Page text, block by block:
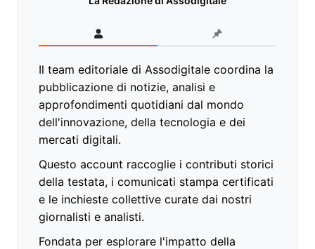
Il team editoriale di Assodigitale coordina la
pubblicazione di notizie, analisi e
approfondimenti quotidiani dal mondo
dell'innovazione, della tecnologia e dei
mercati digitali.
Questo account raccoglie i contributi storici
della testata, i comunicati stampa certificati
e le inchieste collettive curate dai nostri
giornalisti e analisti.
Fondata per esplorare l'impatto della